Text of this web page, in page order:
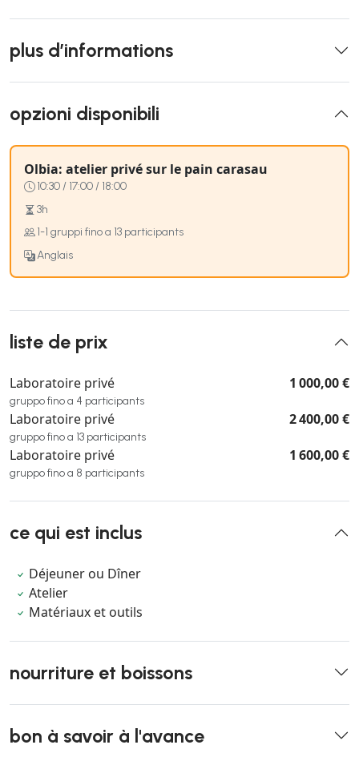
plus d’informations
opzioni disponibili
Olbia: atelier privé sur le pain carasau
10:30 / 17:00 / 18:00
3h
1-1 gruppi fino a 13 participants
Anglais
liste de prix
Laboratoire privé
gruppo fino a 4 participants
1 000,00 €
Laboratoire privé
gruppo fino a 13 participants
2 400,00 €
Laboratoire privé
gruppo fino a 8 participants
1 600,00 €
ce qui est inclus
Déjeuner ou Dîner
Atelier
Matériaux et outils
nourriture et boissons
bon à savoir à l'avance